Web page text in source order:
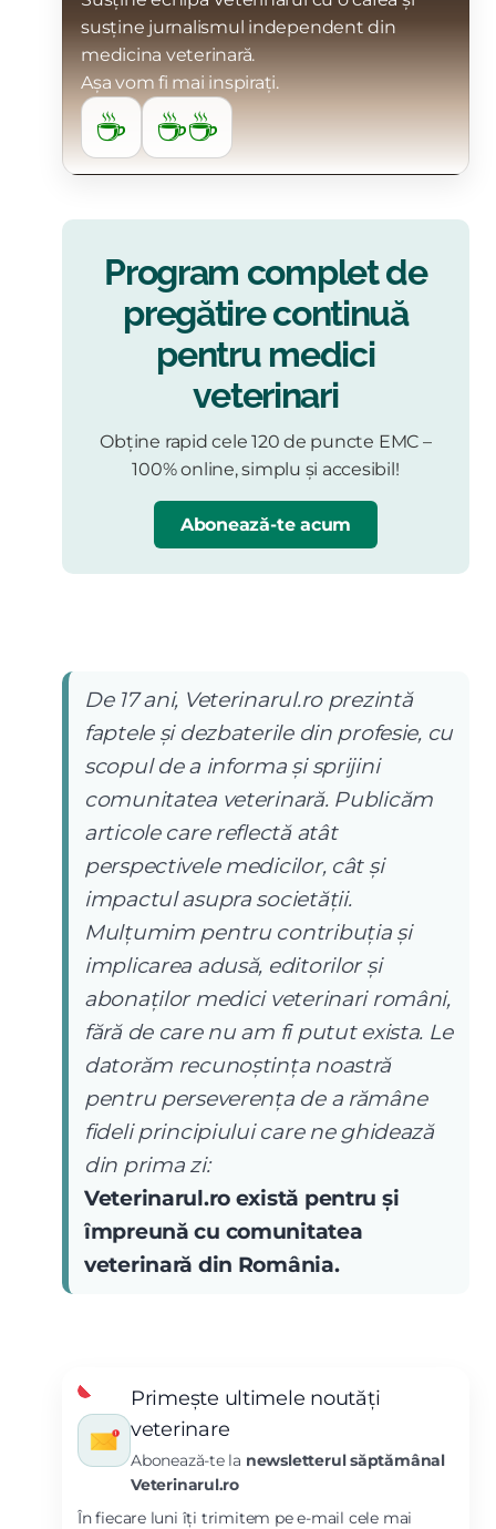
susține jurnalismul independent din
medicina veterinară.
Așa vom fi mai inspirați.
☕ ☕☕
Program complet de
pregătire continuă
pentru medici
veterinari
Obține rapid cele 120 de puncte EMC –
100% online, simplu și accesibil!
Abonează-te acum
De 17 ani, Veterinarul.ro prezintă
faptele și dezbaterile din profesie, cu
scopul de a informa și sprijini
comunitatea veterinară. Publicăm
articole care reflectă atât
perspectivele medicilor, cât și
impactul asupra societății.
Mulțumim pentru contribuția și
implicarea adusă, editorilor și
abonaților medici veterinari români,
fără de care nu am fi putut exista. Le
datorăm recunoștința noastră
pentru perseverența de a rămâne
fideli principiului care ne ghidează
din prima zi:
Veterinarul.ro există pentru și
împreună cu comunitatea
veterinară din România.
Primește ultimele noutăți
veterinare
Abonează-te la newsletterul săptămânal
Veterinarul.ro
În fiecare luni îți trimitem pe e-mail cele mai